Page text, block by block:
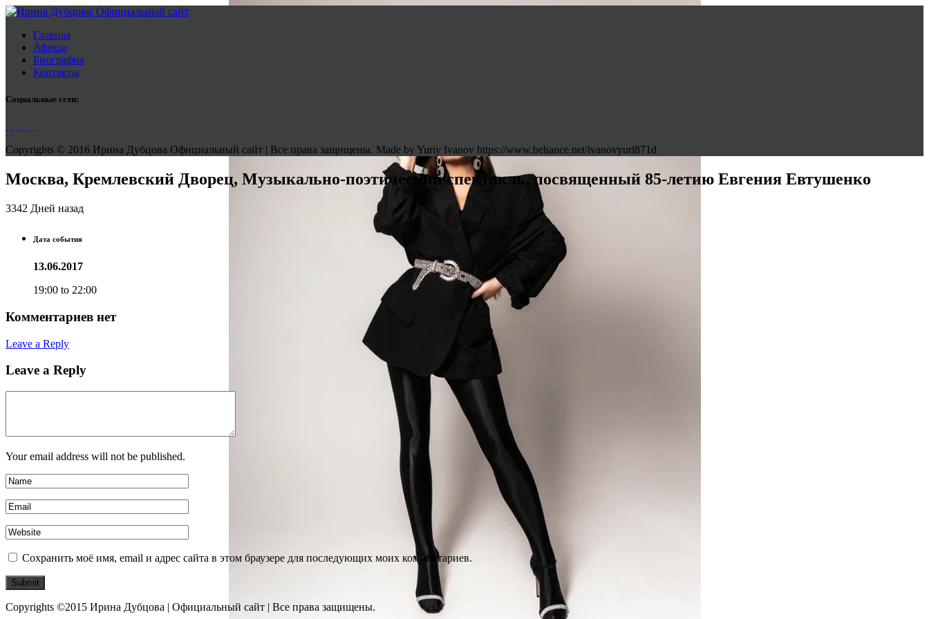
Главная
Афиша
Биография
Контакты
Социальные сети:
Copyrights © 2016 Ирина Дубцова Официальный сайт | Все права защищены. Made by Yuriy Ivanov https://www.behance.net/ivanovyuri871d
Москва, Кремлевский Дворец, Музыкально-поэтический спектакль, посвященный 85-летию Евгения Евтушенко
3342 Дней назад
Дата события
13.06.2017
19:00 to 22:00
Комментариев нет
Leave a Reply
Leave a Reply
Your email address will not be published.
Сохранить моё имя, email и адрес сайта в этом браузере для последующих моих комментариев.
Copyrights ©2015 Ирина Дубцова | Официальный сайт | Все права защищены.